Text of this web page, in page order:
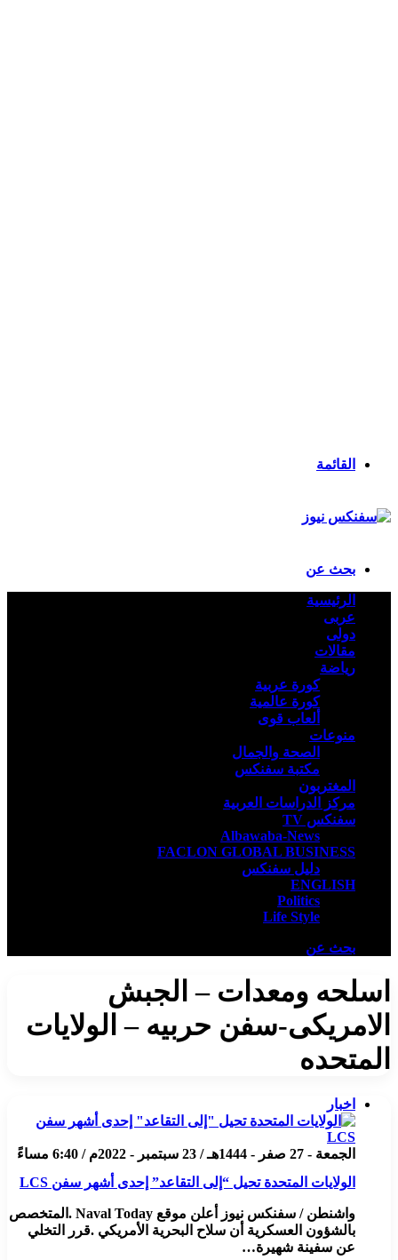
القائمة
بحث عن
الرئيسية
عربى
دولى
مقالات
رياضة
كورة عربية
كورة عالمية
ألعاب قوى
منوعات
الصحة والجمال
مكتبة سفنكس
المغتربون
مركز الدراسات العربية
سفنكس TV
Albawaba-News
FACLON GLOBAL BUSINESS
دليل سفنكس
ENGLISH
Politics
Life Style
بحث عن
اسلحه ومعدات – الجبش
الامريكى-سفن حربيه – الولايات
المتحده
اخبار
الجمعة - 27 صفر - 1444هـ / 23 سبتمبر - 2022م / 6:40 مساءً
الولايات المتحدة تحيل “إلى التقاعد” إحدى أشهر سفن LCS
واشنطن / سفنكس نيوز أعلن موقع Naval Today .المتخصص
بالشؤون العسكرية أن سلاح البحرية الأمريكي .قرر التخلي
عن سفينة شهيرة…